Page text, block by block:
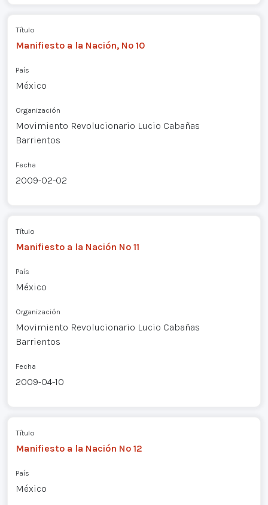
Título
Manifiesto a la Nación, Nº 10
País
México
Organización
Movimiento Revolucionario Lucio Cabañas
Barrientos
Fecha
2009-02-02
Título
Manifiesto a la Nación Nº 11
País
México
Organización
Movimiento Revolucionario Lucio Cabañas
Barrientos
Fecha
2009-04-10
Título
Manifiesto a la Nación Nº 12
País
México